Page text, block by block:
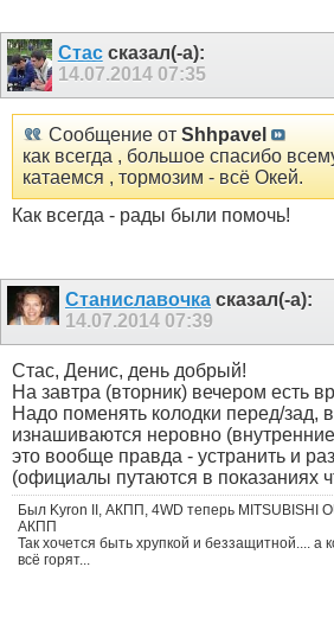
Стассказал(-а):
14.07.2014 07:35
Сообщение от Shhpavel
как всегда , большое спасибо
катаемся , тормозим - всё Окей.
Как всегда - рады были помочь!
Станиславочка сказал(-а):
14.07.2014 07:39
Стас, Денис, день добрый!
На завтра (вторник) вечером есть
Надо поменять колодки перед/зад,
изнашиваются неровно
это вообще правда - устранить и
(официалы путаются в показаниях
Был Kyron II, АКПП, 4WD теперь MITSUBISHI
АКПП
Так хочется быть хрупкой и беззащитной.... а
всё горят...